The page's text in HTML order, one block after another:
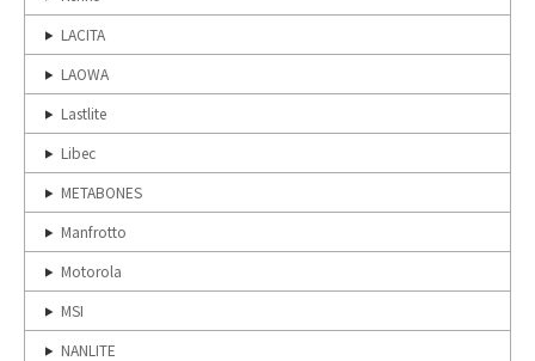
LACITA
LAOWA
Lastlite
Libec
METABONES
Manfrotto
Motorola
MSI
NANLITE